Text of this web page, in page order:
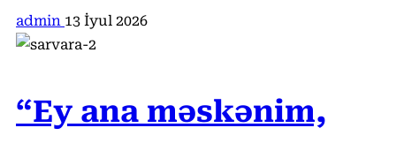
admin 13 İyul 2026
“Ey ana məskənim,